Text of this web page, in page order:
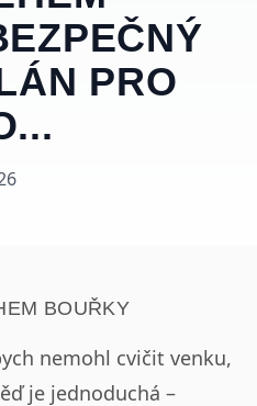
PRO
BOUŘKY
nemohl cvičit venku,
je jednoduchá –